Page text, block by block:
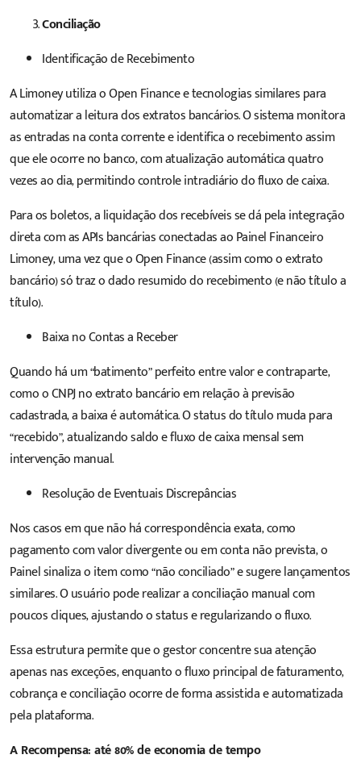
Conciliação
Identificação de Recebimento
A Limoney utiliza o Open Finance e tecnologias similares para
automatizar a leitura dos extratos bancários. O sistema monitora
as entradas na conta corrente e identifica o recebimento assim
que ele ocorre no banco, com atualização automática quatro
vezes ao dia, permitindo controle intradiário do fluxo de caixa.
Para os boletos, a liquidação dos recebíveis se dá pela integração
direta com as APIs bancárias conectadas ao Painel Financeiro
Limoney, uma vez que o Open Finance (assim como o extrato
bancário) só traz o dado resumido do recebimento (e não título a
título).
Baixa no Contas a Receber
Quando há um “batimento” perfeito entre valor e contraparte,
como o CNPJ no extrato bancário em relação à previsão
cadastrada, a baixa é automática. O status do título muda para
“recebido”, atualizando saldo e fluxo de caixa mensal sem
intervenção manual.
Resolução de Eventuais Discrepâncias
Nos casos em que não há correspondência exata, como
pagamento com valor divergente ou em conta não prevista, o
Painel sinaliza o item como “não conciliado” e sugere lançamentos
similares. O usuário pode realizar a conciliação manual com
poucos cliques, ajustando o status e regularizando o fluxo.
Essa estrutura permite que o gestor concentre sua atenção
apenas nas exceções, enquanto o fluxo principal de faturamento,
cobrança e conciliação ocorre de forma assistida e automatizada
pela plataforma.
A Recompensa: até 80% de economia de tempo